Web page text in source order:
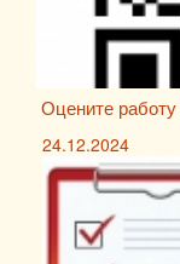
Оцените работу
24.12.2024